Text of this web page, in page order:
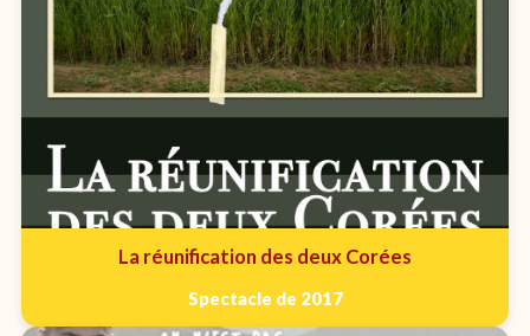
La réunification des deux Corées
Spectacle de 2017